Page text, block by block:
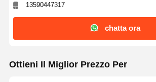
13590447317
chatta ora
Ottieni Il Miglior Prezzo Per